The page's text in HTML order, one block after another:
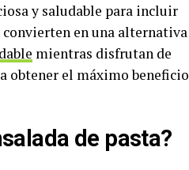
y saludable para incluir
en una alternativa
mientras disfrutan de
obtener el máximo beneficio
de pasta?